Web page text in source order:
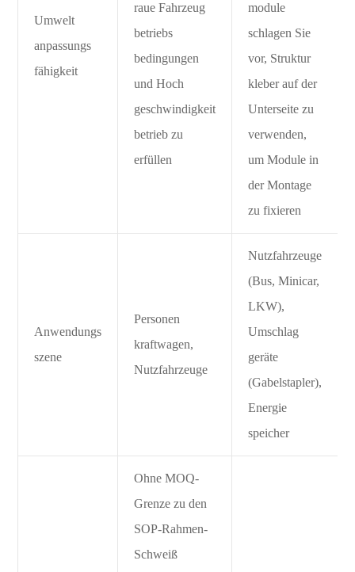
Umwelt
anpassungs
fähigkeit
raue Fahrzeug
betriebs
bedingungen
und Hoch
geschwindigkeit
betrieb zu
erfüllen
module
schlagen Sie
vor, Struktur
kleber auf der
Unterseite zu
verwenden,
um Module in
der Montage
zu fixieren
Anwendungs
szene
Personen
kraftwagen,
Nutzfahrzeuge
Nutzfahrzeuge
(Bus, Minicar,
LKW),
Umschlag
geräte
(Gabelstapler),
Energie
speicher
Ohne MOQ-
Grenze zu den
SOP-Rahmen-
Schweiß